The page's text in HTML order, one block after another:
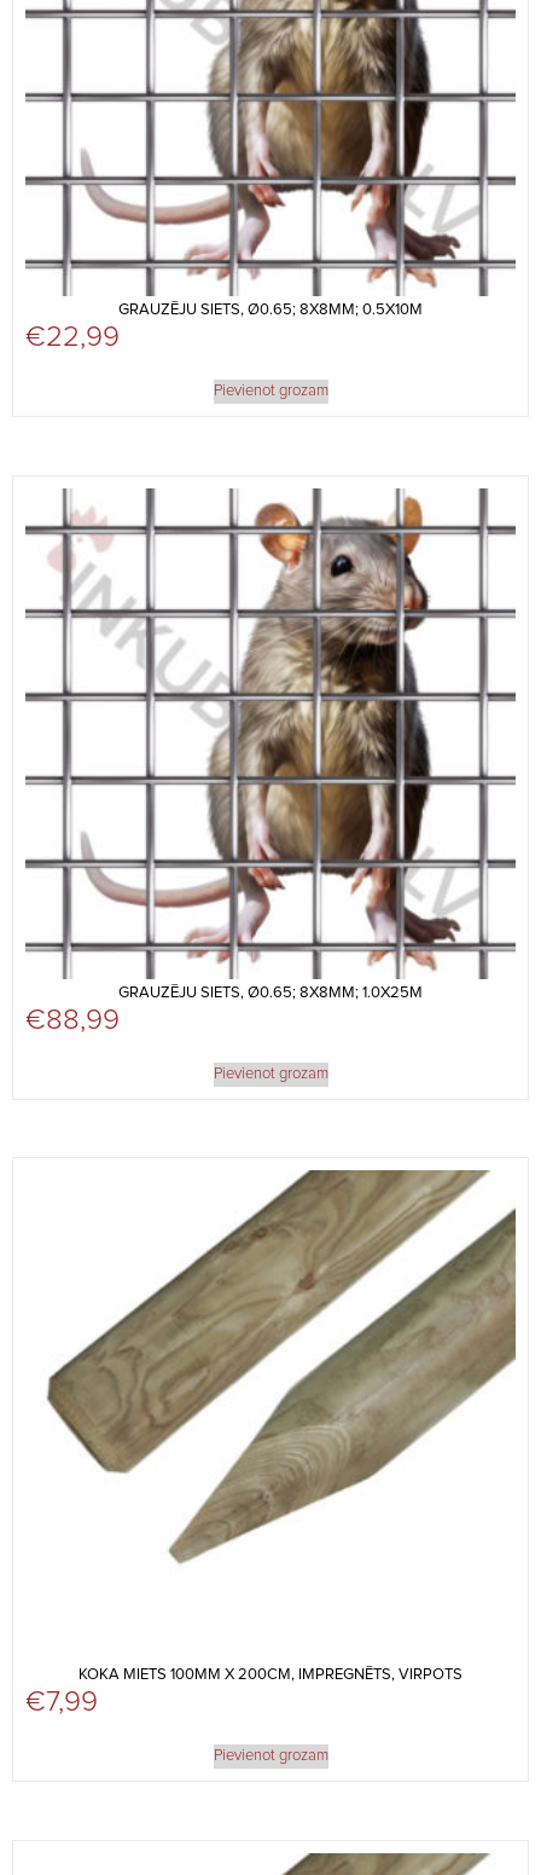
GRAUZĒJU SIETS, Ø0.65; 8X8MM; 0.5X10M
€22,99
Pievienot grozam
GRAUZĒJU SIETS, Ø0.65; 8X8MM; 1.0X25M
€88,99
Pievienot grozam
KOKA MIETS 100MM X 200CM, IMPREGNĒTS, VIRPOTS
€7,99
Pievienot grozam